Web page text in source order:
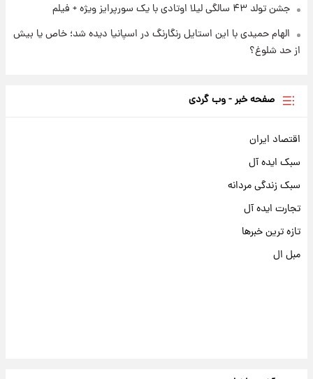
جشن تولد ۴۳ سالگی لیلا اوتادی با یک سورپرایز ویژه + فیلم
الهام حمیدی با این استایل رنگارنگ در اسپانیا دیده شد؛ خاص یا بیش
از حد شلوغ؟
صفحه خبر - وب گردی
اقتصاد ایران
سبک ایده آل
سبک زندگی مردانه
تجارت ایده آل
تازه ترین خبرها
مبل ال